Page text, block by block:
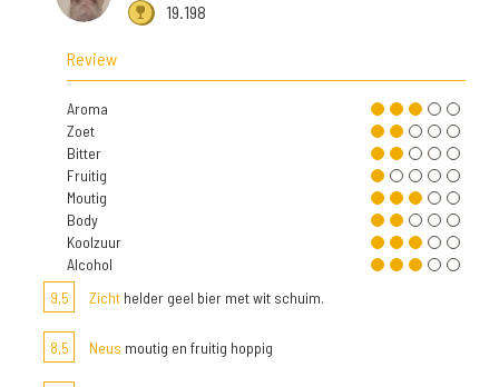
19.198
Review
Aroma
Zoet
Bitter
Fruitig
Moutig
Body
Koolzuur
Alcohol
9,5
Zicht helder geel bier met wit schuim.
8,5 Neus moutig en fruitig hoppig